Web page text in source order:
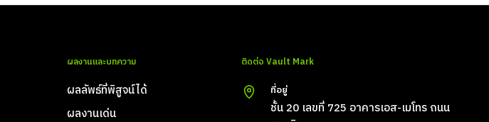
ผลงานและบทความ
ผลลัพธ์ที่พิสูจน์ได้
ผลงานเด่น
ติดต่อ Vault Mark
ที่อยู่
ชั้น 20 เลขที่ 725 อาคารเอส-เมโทร ถนน